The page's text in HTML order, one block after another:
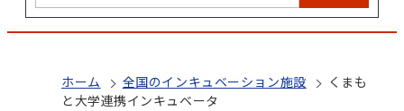
ホーム 全国のインキュベーション施設
くまも
と大学連携インキュベータ